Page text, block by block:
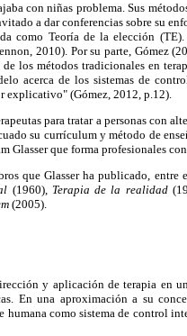
con niñas problema. Sus
a dar conferencias sobre su
como Teoría de la elección
2010). Por su parte, Gómez
los métodos tradicionales en
acerca de los sistemas de
explicativo" (Gómez, 2012, p.12).
para tratar a personas con
su currículum y método de
que forma profesionales
que Glasser ha publicado, entre
(1960), Terapia de la realidad
(2005).
y aplicación de terapia en
En una aproximación a su
como sistema de control